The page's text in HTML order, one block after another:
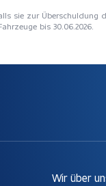
sie zur Überschuldung
bis 30.06.2026.
Wir über